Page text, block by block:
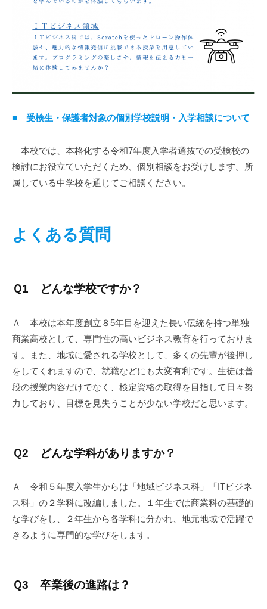
■ 受検生・保護者対象の個別学校説明・入学相談について
本校では、本格化する令和7年度入学者選抜での受検校の
検討にお役立ていただくため、個別相談をお受けします。所
属している中学校を通じてご相談ください。
よくある質問
Ｑ1 どんな学校ですか？
Ａ 本校は本年度創立８5年目を迎えた長い伝統を持つ単独
商業高校として、専門性の高いビジネス教育を行っておりま
す。また、地域に愛される学校として、多くの先輩が後押し
をしてくれますので、就職などにも大変有利です。生徒は普
段の授業内容だけでなく、検定資格の取得を目指して日々努
力しており、目標を見失うことが少ない学校だと思います。
Ｑ2 どんな学科がありますか？
Ａ 令和５年度入学生からは「地域ビジネス科」「ITビジネ
ス科」の２学科に改編しました。１年生では商業科の基礎的
な学びをし、２年生から各学科に分かれ、地元地域で活躍で
きるように専門的な学びをします。
Ｑ3 卒業後の進路は？